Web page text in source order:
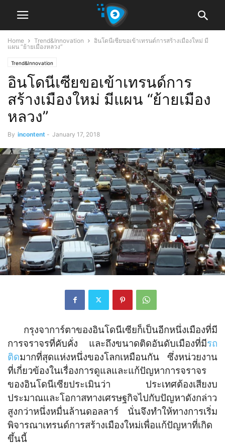
Home Trend&Innovation
อินโดนีเซียขอเข้าเทรนด์การสร้างเมืองใหม่ มี
แผน “ย้ายเมืองหลวง”
Trend&Innovation
อินโดนีเซียขอเข้าเทรนด์การ
สร้างเมืองใหม่ มีแผน “ย้ายเมือง
หลวง”
By incontent - January 17, 2018
กรุงจาการ์ตาของอินโดนีเซียก็เป็นอีกหนึ่งเมืองที่มี
การจราจรที่คับคั่ง และถึงขนาดติดอันดับเมืองที่มีรถ
ติดมากที่สุดแห่งหนึ่งของโลกเหมือนกัน ซึ่งหน่วยงาน
ที่เกี่ยวข้องในเรื่องการดูแลและแก้ปัญหาการจราจร
ของอินโดนีเซียประเมินว่า ประเทศต้องเสียงบ
ประมาณและโอกาสทางเศรษฐกิจไปกับปัญหาดังกล่าว
สูงกว่าหนึ่งหมื่นล้านดอลลาร์ นั่นจึงทำให้ทางการเริ่ม
พิจารณาเทรนด์การสร้างเมืองใหม่เพื่อแก้ปัญหาที่เกิด
ขึ้นนี้